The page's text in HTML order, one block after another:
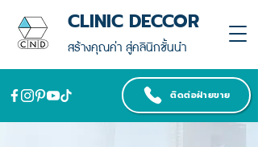
สร้างคุณค่า สู่คลินิกชั้นนำ
CLINIC DECCOR
ติดต่อฝ่ายขาย